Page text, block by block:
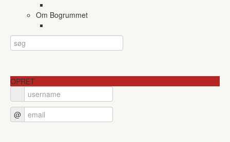
Om Bogrummet
OPRET
@